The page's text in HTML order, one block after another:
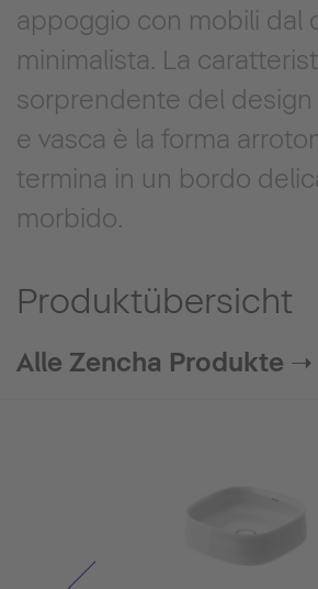
appoggio con mobili dal
minimalista. La
sorprendente del design
e vasca è la forma
termina in un bordo
morbido.
Produktübersicht
Alle Zencha Produkte ➝